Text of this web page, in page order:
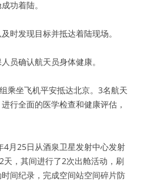
功着陆。
时发现目标并抵达着陆现场。
员确认航天员身体健康。
乘坐飞机平安抵达北京。3名航天
行全面的医学检查和健康评估，
月25日从酒泉卫星发射中心发射
，其间进行了2次出舱活动，刷
间纪录，完成空间站空间碎片防